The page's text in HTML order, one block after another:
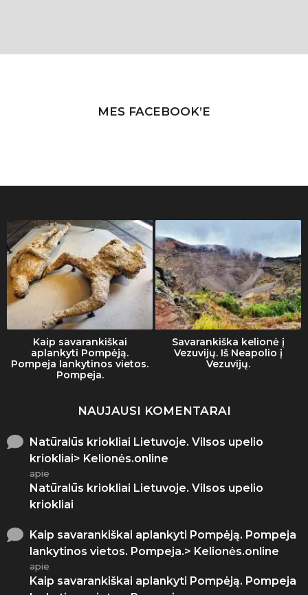
MES FACEBOOK’E
Kaip savarankiškai
aplankyti Pompėją.
Pompeja lankytinos vietos.
Pompeja.
Savarankiška kelionė į
Vezuvijų. Iš Neapolio į
Vezuvijų.
NAUJAUSI KOMENTARAI
Natūralūs kriokliai Lietuvoje. Vilsos upelio
kriokliai> Kelionės.online
apie
Natūralūs kriokliai Lietuvoje. Vilsos upelio
kriokliai
Kaip savarankiškai aplankyti Pompėją. Pompeja
lankytinos vietos. Pompeja.> Kelionės.online
apie
Kaip savarankiškai aplankyti Pompėją. Pompeja